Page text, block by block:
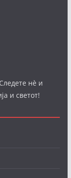
нè и
и светот!